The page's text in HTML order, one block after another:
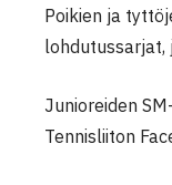
Poikien ja
lohdutussarjat,
Junioreiden
Tennisliiton